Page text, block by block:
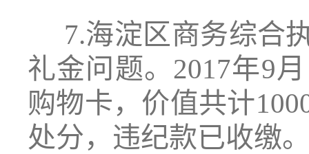
7.海淀区商务综合
礼金问题。2017年9
购物卡，价值共计
处分，违纪款已收缴